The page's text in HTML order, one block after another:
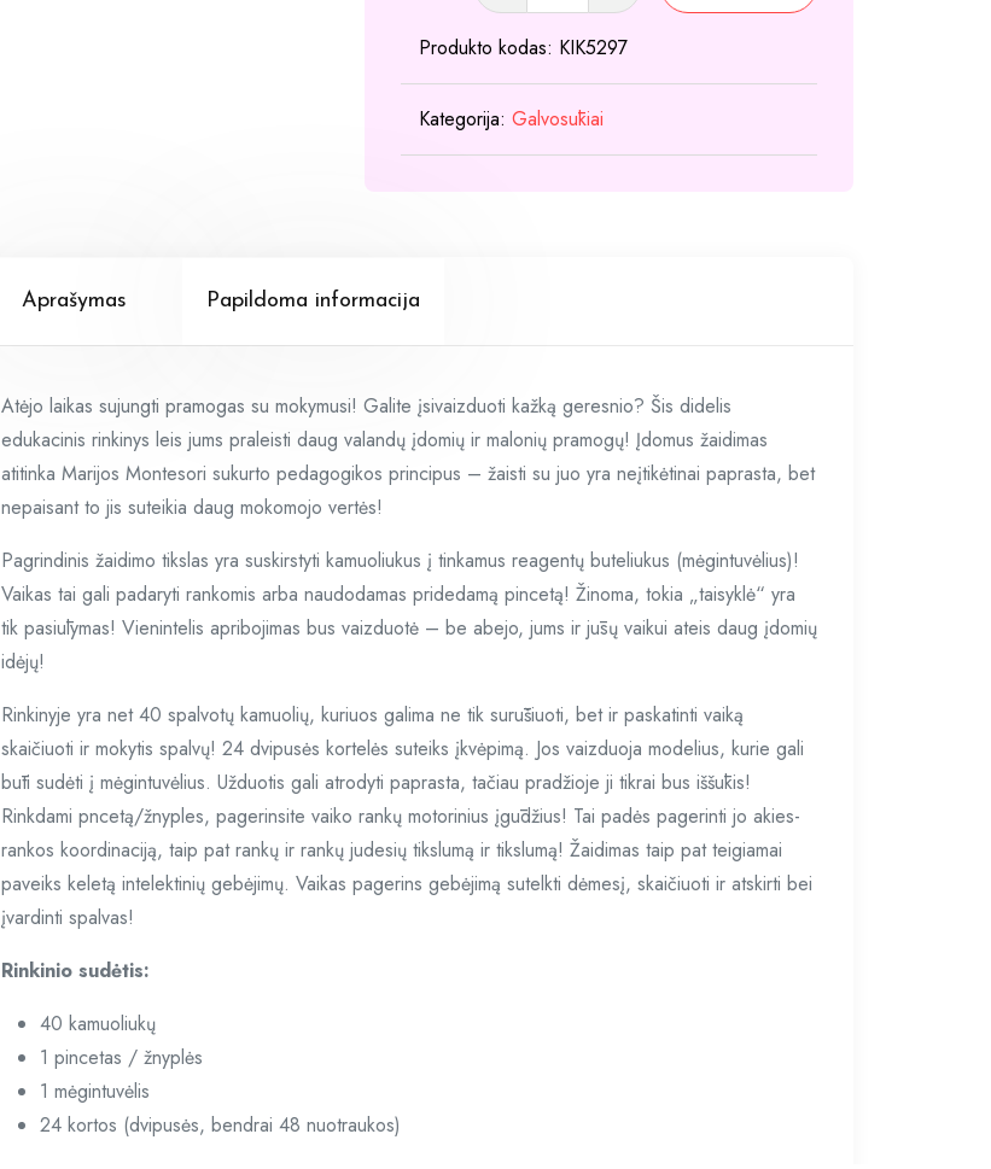
kiekis:
Mėgintuvėlis
kamuoliukais
Produkto kodas: KIK5297
Kategorija:Galvosūkiai
Aprašymas Papildoma informacija
Atėjo laikas sujungti pramogas su mokymusi! Galite įsivaizduoti kažką geresnio? Šis didelis
edukacinis rinkinys leis jums praleisti daug valandų įdomių ir malonių pramogų! Įdomus žaidimas
atitinka Marijos Montesori sukurto pedagogikos principus – žaisti su juo yra neįtikėtinai paprasta, bet
nepaisant to jis suteikia daug mokomojo vertės!
Pagrindinis žaidimo tikslas yra suskirstyti kamuoliukus į tinkamus reagentų buteliukus (mėgintuvėlius)!
Vaikas tai gali padaryti rankomis arba naudodamas pridedamą pincetą! Žinoma, tokia „taisyklė“ yra
tik pasiūlymas! Vienintelis apribojimas bus vaizduotė – be abejo, jums ir jūsų vaikui ateis daug įdomių
idėjų!
Rinkinyje yra net 40 spalvotų kamuolių, kuriuos galima ne tik surūšiuoti, bet ir paskatinti vaiką
skaičiuoti ir mokytis spalvų! 24 dvipusės kortelės suteiks įkvėpimą. Jos vaizduoja modelius, kurie gali
būti sudėti į mėgintuvėlius. Užduotis gali atrodyti paprasta, tačiau pradžioje ji tikrai bus iššūkis!
Rinkdami pncetą/žnyples, pagerinsite vaiko rankų motorinius įgūdžius! Tai padės pagerinti jo akies-
rankos koordinaciją, taip pat rankų ir rankų judesių tikslumą ir tikslumą! Žaidimas taip pat teigiamai
paveiks keletą intelektinių gebėjimų. Vaikas pagerins gebėjimą sutelkti dėmesį, skaičiuoti ir atskirti bei
įvardinti spalvas!
Rinkinio sudėtis:
40 kamuoliukų
1 pincetas / žnyplės
1 mėgintuvėlis
24 kortos (dvipusės, bendrai 48 nuotraukos)